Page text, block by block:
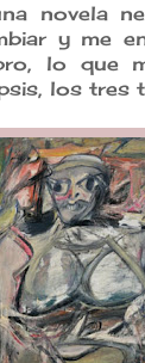
novela
y me
lo que
los tres